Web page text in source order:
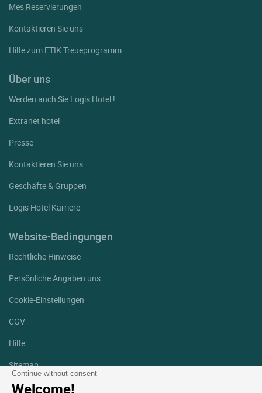
Continue without consent
Welcome!
Mes Reservierungen
Kontaktieren Sie uns
Hilfe zum ETIK Treueprogramm
Über uns
Werden auch Sie Logis Hotel !
Extranet hotel
Presse
Kontaktieren Sie uns
Geschäfte & Gruppen
Logis Hotel Karriere
Website-Bedingungen
Rechtliche Hinweise
Persönliche Angaben uns
Cookie-Einstellungen
CGV
Hilfe
Sitemap
Fotodanksagungen